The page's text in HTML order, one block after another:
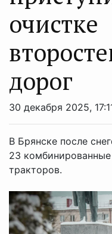
очистке
дорог
30 декабря 2025,
В Брянске после
23
тракторов.